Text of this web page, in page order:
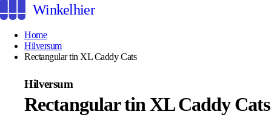
Winkelhier
Home
Hilversum
Rectangular tin XL Caddy Cats
Hilversum
Rectangular tin XL Caddy Cats